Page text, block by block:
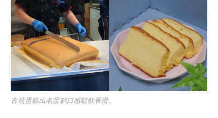
古珐蛋糕出名蛋糕口感鬆軟香滑。